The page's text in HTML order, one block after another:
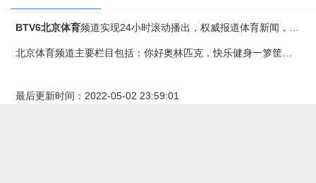
BTV6北京体育频道实现24小时滚动播出，权威报道体育新闻，全程跟踪报道国际大型体育赛事，全年为观众提供近千场精彩体育比赛直播，为企业“牵手体育”搭建绿色通道。全力推动和促进全民健身运动在北京地区的发展，意在提高北京市民身体素质和体育文化修养。2008年，多角度、零距离接触奥运，全方位展现奥运魅力。
最后更新时间：2022-05-02 23:59:01